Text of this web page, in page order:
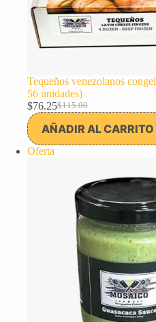
Tequeños venezolanos
56 unidades)
$115.00
El
precio
original
era:
$76.25El
precio
actual
es:
AÑADIR AL CARRITO
Oferta